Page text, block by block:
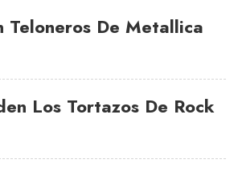
Teloneros De Metallica
Los Tortazos De Rock